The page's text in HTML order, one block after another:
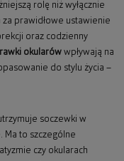
rolę niż wyłącznie
prawidłowe ustawienie
oraz codzienny
okularów wpływają na
do stylu życia –
soczewki w
Ma to szczególne
czy okularach